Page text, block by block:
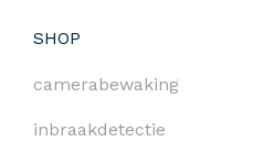
SHOP
camerabewaking
inbraakdetectie